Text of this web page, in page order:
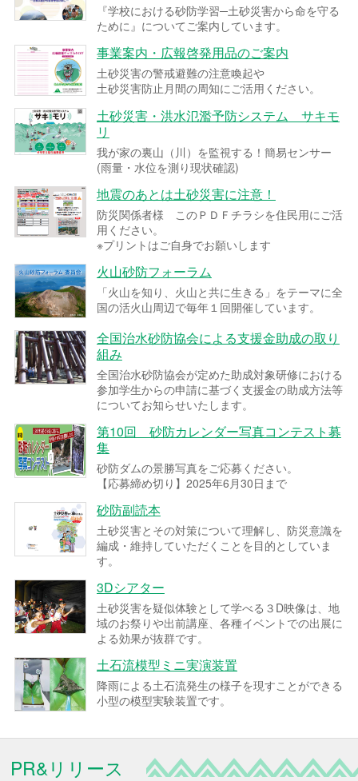
『学校における砂防学習─土砂災害から命を守る
ために』についてご案内しています。
事業案内・広報啓発用品のご案内
土砂災害の警戒避難の注意喚起や
土砂災害防止月間の周知にご活用ください。
土砂災害・洪水氾濫予防システム サキモ
リ
我が家の裏山（川）を監視する！簡易センサー
(雨量・水位を測り現状確認)
地震のあとは土砂災害に注意！
防災関係者様 このＰＤＦチラシを住民用にご活
用ください。
※プリントはご自身でお願いします
火山砂防フォーラム
「火山を知り、火山と共に生きる」をテーマに全
国の活火山周辺で毎年１回開催しています。
全国治水砂防協会による支援金助成の取り
組み
全国治水砂防協会が定めた助成対象研修における
参加学生からの申請に基づく支援金の助成方法等
についてお知らせいたします。
第10回 砂防カレンダー写真コンテスト募
集
砂防ダムの景勝写真をご応募ください。
【応募締め切り】2025年6月30日まで
砂防副読本
土砂災害とその対策について理解し、防災意識を
編成・維持していただくことを目的としていま
す。
3Dシアター
土砂災害を疑似体験として学べる３D映像は、地
域のお祭りや出前講座、各種イベントでの出展に
よる効果が抜群です。
土石流模型ミニ実演装置
降雨による土石流発生の様子を現すことができる
小型の模型実験装置です。
PR&リリース